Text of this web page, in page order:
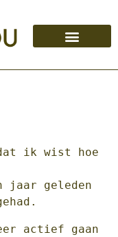
ik wist hoe
jaar geleden
actief gaan